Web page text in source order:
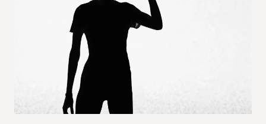
Göteborgsvarvets historia
Funktionär/Volontär